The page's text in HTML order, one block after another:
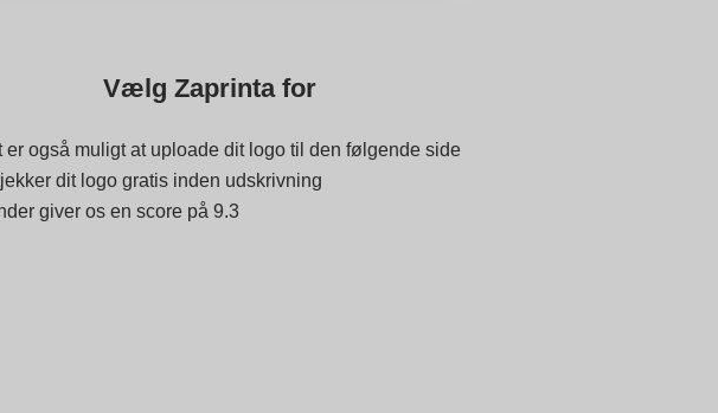
Vælg Zaprinta for
er også muligt at uploade dit logo til den følgende side
dit logo gratis inden udskrivning
giver os en score på 9.3